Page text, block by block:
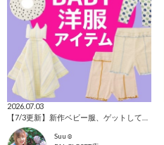
2026.07.03
Suu☺︎